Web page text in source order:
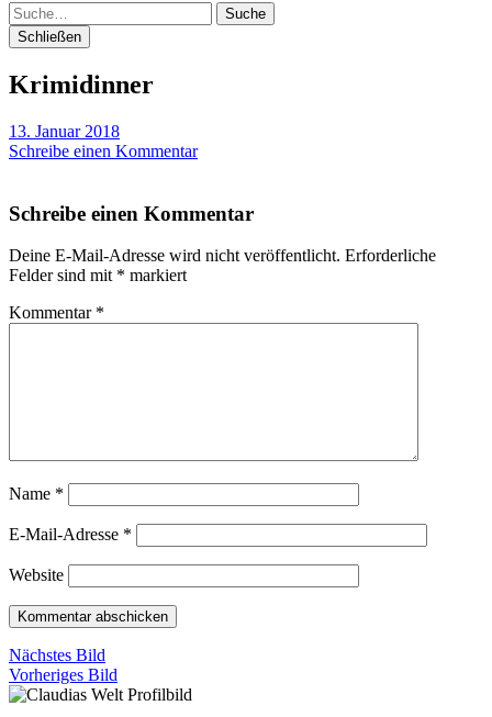
Suche
Schließen
Krimidinner
13. Januar 2018
Schreibe einen Kommentar
Schreibe einen Kommentar
Deine E-Mail-Adresse wird nicht veröffentlicht. Erforderliche
Felder sind mit * markiert
Kommentar *
Name *
E-Mail-Adresse *
Website
Nächstes Bild
Vorheriges Bild